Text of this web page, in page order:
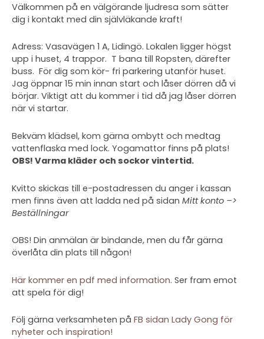
Välkommen på en välgörande ljudresa som sätter
dig i kontakt med din självläkande kraft!
Adress: Vasavägen 1 A, Lidingö. Lokalen ligger högst
upp i huset, 4 trappor. T bana till Ropsten, därefter
buss. För dig som kör- fri parkering utanför huset.
Jag öppnar 15 min innan start och låser dörren då vi
börjar. Viktigt att du kommer i tid då jag låser dörren
när vi startar.
Bekväm klädsel, kom gärna ombytt och medtag
vattenflaska med lock. Yogamattor finns på plats!
OBS! Varma kläder och sockor vintertid.
Kvitto skickas till e-postadressen du anger i kassan
men finns även att ladda ned på sidan Mitt konto –>
Beställningar
OBS! Din anmälan är bindande, men du får gärna
överlåta din plats till någon!
Här kommer en pdf med information. Ser fram emot
att spela för dig!
Följ gärna verksamheten på FB sidan Lady Gong för
nyheter och inspiration!